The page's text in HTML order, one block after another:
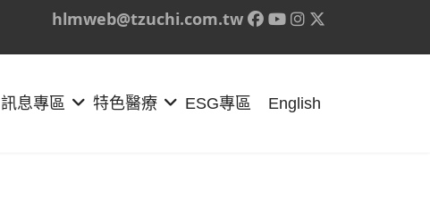
hlmweb@tzuchi.com.tw
訊息專區 特色醫療 ESG專區 English